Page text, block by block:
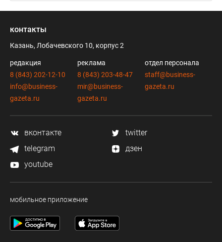
контакты
Казань, Лобачевского 10, корпус 2
редакция
8 (843) 202-12-10
info@business-
gazeta.ru
реклама
8 (843) 203-48-47
mir@business-
gazeta.ru
отдел персонала
staff@business-
gazeta.ru
вконтакте
twitter
telegram
дзен
youtube
мобильное приложение